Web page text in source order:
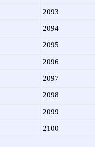
2093
2094
2095
2096
2097
2098
2099
2100